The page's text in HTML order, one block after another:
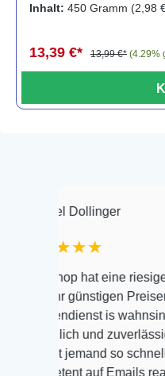
Inhalt: 450 Gramm (2,98
13,39 €* 13,99 €* (4.29%
hat eine riesige Auswahl
Preisen. Der
is wahnsinnig
und zuverlässig, noch
so schnell und
auf Emails reagiert wie